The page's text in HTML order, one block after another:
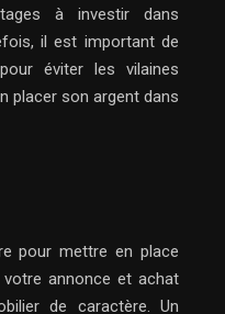
à investir dans
il est important de
éviter les vilaines
placer son argent dans
pour mettre en place
annonce et achat
de caractère. Un